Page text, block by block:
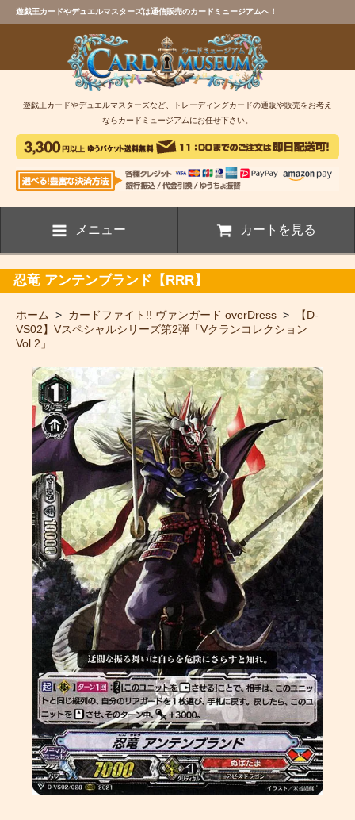
遊戯王カードやデュエルマスターズは通信販売のカードミュージアムへ！
遊戯王カードやデュエルマスターズなど、トレーディングカードの通販や販売をお考え
ならカードミュージアムにお任せ下さい。
メニュー カートを見る
忍竜 アンテンブランド【RRR】
ホーム > カードファイト!! ヴァンガード overDress >
【D-
VS02】Vスペシャルシリーズ第2弾「Vクランコレクション
Vol.2」